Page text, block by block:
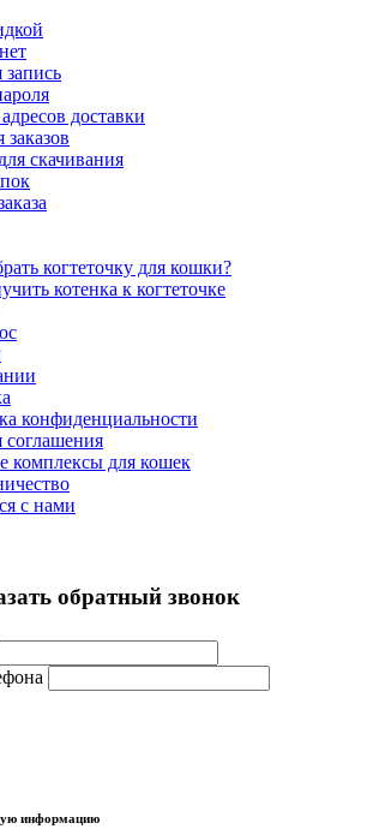
запись
доставки
скачивания
когтеточку для кошки?
котенка к когтеточке
конфиденциальности
соглашения
комплексы для кошек
с нами
обратный звонок
информацию